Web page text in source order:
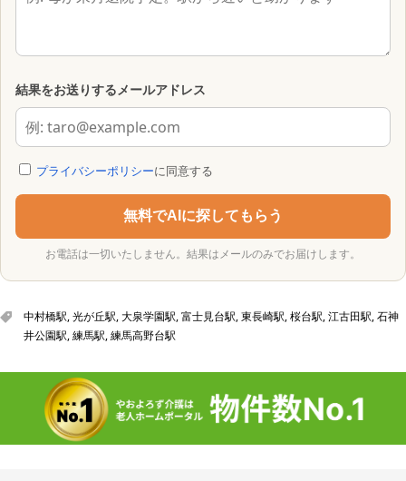
結果をお送りするメールアドレス
プライバシーポリシーに同意する
無料でAIに探してもらう
お電話は一切いたしません。結果はメールのみでお届けします。
中村橋駅,光が丘駅,大泉学園駅,富士見台駅,東長崎駅,桜台駅,江古田駅,石神
井公園駅,練馬駅,練馬高野台駅